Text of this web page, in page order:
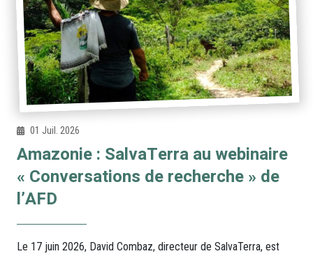
01 Juil. 2026
Amazonie : SalvaTerra au webinaire
« Conversations de recherche » de
l’AFD
Le 17 juin 2026, David Combaz, directeur de SalvaTerra, est